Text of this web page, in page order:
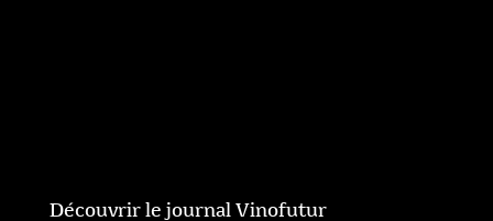
Découvrir le journal Vinofutur